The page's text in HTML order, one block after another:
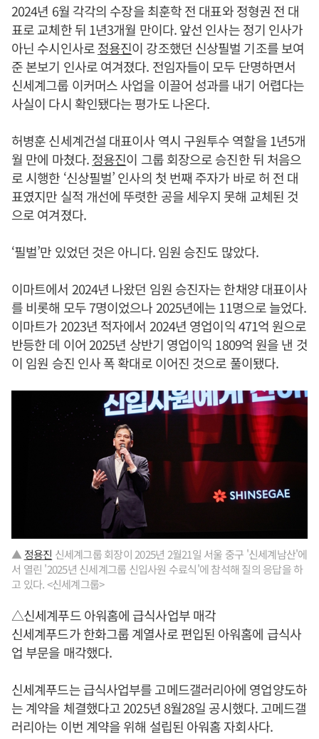
2024년 6월 각각의 수장을 최훈학 전 대표와 정형권 전 대
표로 교체한 뒤 1년3개월 만이다. 앞선 인사는 정기 인사가
아닌 수시인사로정용진이 강조했던 신상필벌 기조를 보여
준 본보기 인사로 여겨졌다. 전임자들이 모두 단명하면서
신세계그룹 이커머스 사업을 이끌어 성과를 내기 어렵다는
사실이 다시 확인됐다는 평가도 나온다.
허병훈 신세계건설 대표이사 역시 구원투수 역할을 1년5개
월 만에 마쳤다.정용진이 그룹 회장으로 승진한 뒤 처음으
로 시행한 ‘신상필벌’ 인사의 첫 번째 주자가 바로 허 전 대
표였지만 실적 개선에 뚜렷한 공을 세우지 못해 교체된 것
으로 여겨졌다.
‘필벌’만 있었던 것은 아니다. 임원 승진도 많았다.
이마트에서 2024년 나왔던 임원 승진자는 한채양 대표이사
를 비롯해 모두 7명이었으나 2025년에는 11명으로 늘었다.
이마트가 2023년 적자에서 2024년 영업이익 471억 원으로
반등한 데 이어 2025년 상반기 영업이익 1809억 원을 낸 것
이 임원 승진 인사 폭 확대로 이어진 것으로 풀이됐다.
▲ 정용진 신세계그룹 회장이 2025년 2월21일 서울 중구 '신세계남산'에
서 열린 '2025년 신세계그룹 신입사원 수료식'에 참석해 질의 응답을 하
고 있다. <신세계그룹>
△신세계푸드 아워홈에 급식사업부 매각
신세계푸드가 한화그룹 계열사로 편입된 아워홈에 급식사
업 부문을 매각했다.
신세계푸드는 급식사업부를 고메드갤러리아에 영업양도하
는 계약을 체결했다고 2025년 8월28일 공시했다. 고메드갤
러리아는 이번 계약을 위해 설립된 아워홈 자회사다.